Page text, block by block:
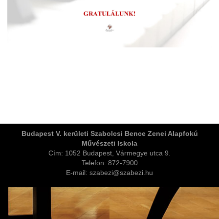
Budapest V. kerületi Szabolcsi Bence Zenei Alapfokú
Művészeti Iskola
Cím: 1052 Budapest, Vármegye utca 9.
Telefon: 872-7900
E-mail: szabezi@szabezi.hu